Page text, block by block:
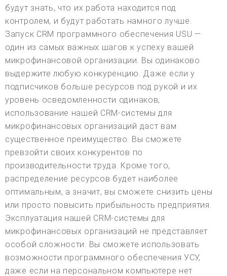
будут знать, что их работа находится под
контролем, и будут работать намного лучше.
Запуск CRM программного обеспечения USU —
один из самых важных шагов к успеху вашей
микрофинансовой организации. Вы одинаково
выдержите любую конкуренцию. Даже если у
подписчиков больше ресурсов под рукой и их
уровень осведомленности одинаков,
использование нашей CRM-системы для
микрофинансовых организаций даст вам
существенное преимущество. Вы сможете
превзойти своих конкурентов по
производительности труда. Кроме того,
распределение ресурсов будет наиболее
оптимальным, а значит, вы сможете снизить цены
или просто повысить прибыльность предприятия.
Эксплуатация нашей CRM-системы для
микрофинансовых организаций не представляет
особой сложности. Вы сможете использовать
возможности программного обеспечения УСУ,
даже если на персональном компьютере нет